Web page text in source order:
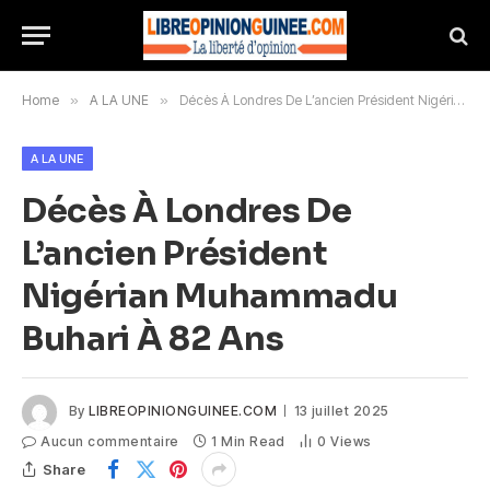
Home » A LA UNE » Décès À Londres De L’ancien Président Nigérian Muhammadu Buhari À 82 Ans
A LA UNE
Décès À Londres De
L’ancien Président
Nigérian Muhammadu
Buhari À 82 Ans
By LIBREOPINIONGUINEE.COM
13 juillet 2025
Aucun commentaire
1 Min Read 0Views
Share